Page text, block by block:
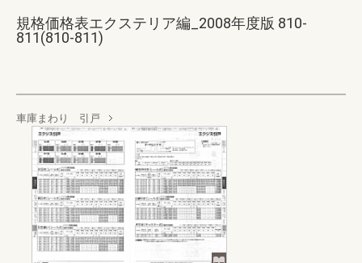
規格価格表エクステリア編_2008年度版 810-
811(810-811)
車庫まわり 引戸